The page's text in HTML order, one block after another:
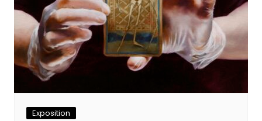
Exposition